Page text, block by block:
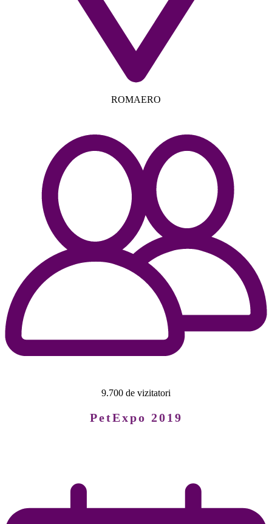
ROMAERO
9.700 de vizitatori
PetExpo 2019